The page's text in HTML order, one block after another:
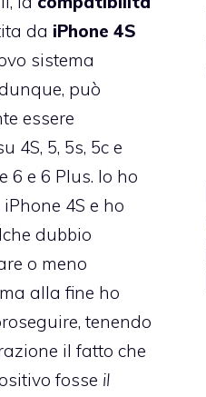
da iPhone 4S
sistema
può
essere
4S, 5, 5s, 5c e
6 e 6 Plus. Io ho
4S e ho
dubbio
o meno
alla fine ho
tenendo
il fatto che
fosse il